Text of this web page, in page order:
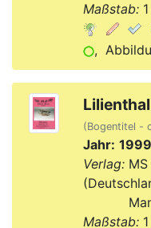
Maßstab:1
,
(Bogentitel -
Jahr: 1999
Verlag:MS
Maßstab:1